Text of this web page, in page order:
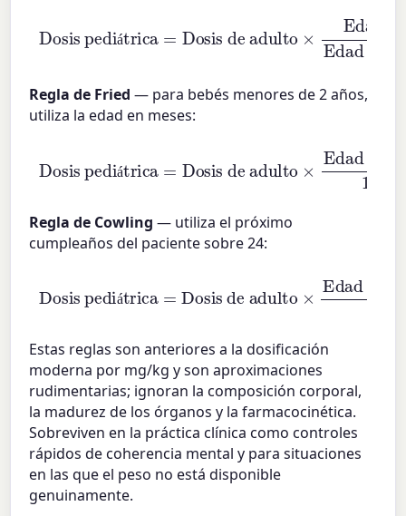
á
Regla de Fried — para bebés menores de 2 años,
utiliza la edad en meses:
á
Regla de Cowling — utiliza el próximo
cumpleaños del paciente sobre 24:
á
Estas reglas son anteriores a la dosificación
moderna por mg/kg y son aproximaciones
rudimentarias; ignoran la composición corporal,
la madurez de los órganos y la farmacocinética.
Sobreviven en la práctica clínica como controles
rápidos de coherencia mental y para situaciones
en las que el peso no está disponible
genuinamente.